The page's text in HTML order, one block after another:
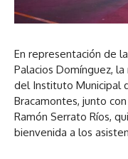
En representación de
Palacios Domínguez,
del Instituto Municipal
Bracamontes, junto
Ramón Serrato Ríos,
bienvenida a los